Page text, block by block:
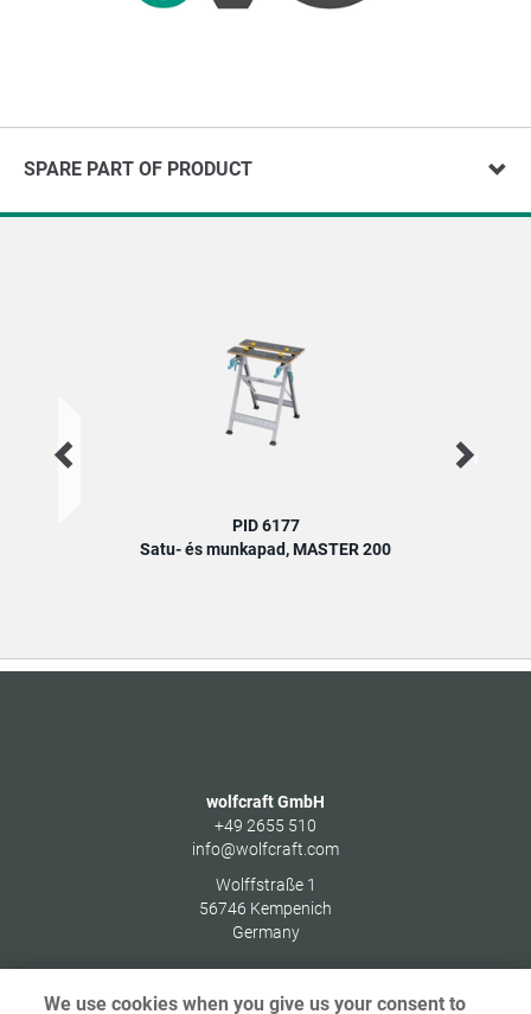
SPARE PART OF PRODUCT
PID 6177
Satu- és munkapad, MASTER 200
wolfcraft GmbH
+49 2655 510
info@wolfcraft.com
Wolffstraße 1
56746 Kempenich
Germany
We use cookies when you give us your consent to